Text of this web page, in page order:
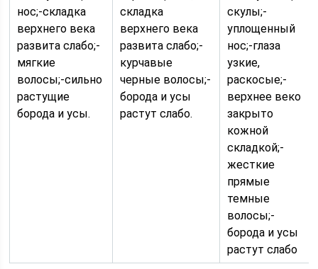
нос;-складка
верхнего века
развита слабо;-
мягкие
волосы;-сильно
растущие
борода и усы.
складка
верхнего века
развита слабо;-
курчавые
черные волосы;-
борода и усы
растут слабо.
скулы;-
уплощенный
нос;-глаза
узкие,
раскосые;-
верхнее веко
закрыто
кожной
складкой;-
жесткие
прямые
темные
волосы;-
борода и усы
растут слабо